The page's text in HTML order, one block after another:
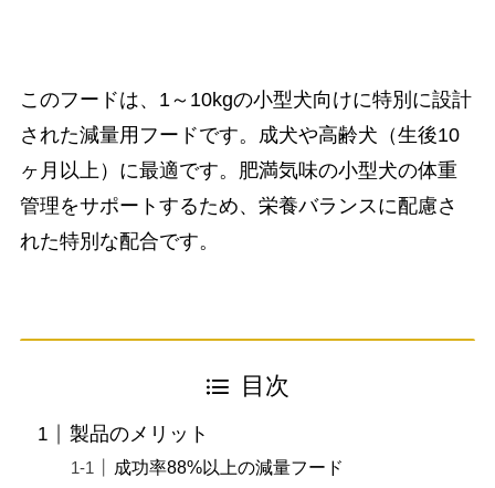
このフードは、1～10kgの小型犬向けに特別に設計
された減量用フードです。成犬や高齢犬（生後10
ヶ月以上）に最適です。肥満気味の小型犬の体重
管理をサポートするため、栄養バランスに配慮さ
れた特別な配合です。
目次
製品のメリット
成功率88%以上の減量フード